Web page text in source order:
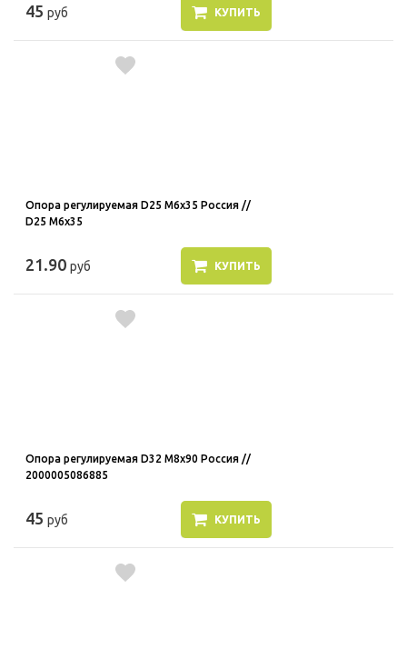
45 руб КУПИТЬ
Опора регулируемая D25 M6x35 Россия //
D25 M6x35
21.90 руб КУПИТЬ
Опора регулируемая D32 M8x90 Россия //
2000005086885
45 руб КУПИТЬ